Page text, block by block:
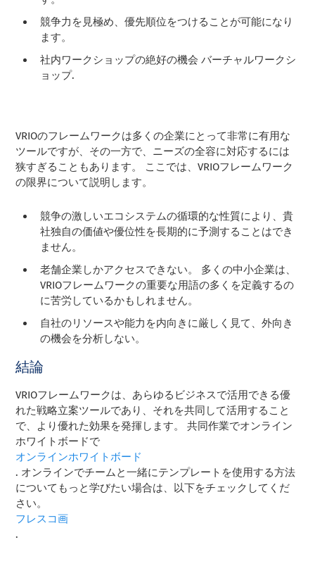
競争力を見極め、優先順位をつけることが可能になり
ます。
社内ワークショップの絶好の機会バーチャルワークシ
ョップ.
VRIOのフレームワークは多くの企業にとって非常に有用な
ツールですが、その一方で、ニーズの全容に対応するには
狭すぎることもあります。 ここでは、VRIOフレームワーク
の限界について説明します。
競争の激しいエコシステムの循環的な性質により、貴
社独自の価値や優位性を長期的に予測することはでき
ません。
老舗企業しかアクセスできない。 多くの中小企業は、
VRIOフレームワークの重要な用語の多くを定義するの
に苦労しているかもしれません。
自社のリソースや能力を内向きに厳しく見て、外向き
の機会を分析しない。
結論
VRIOフレームワークは、あらゆるビジネスで活用できる優
れた戦略立案ツールであり、それを共同して活用すること
で、より優れた効果を発揮します。共同作業でオンライン
ホワイトボードで
オンラインホワイトボード
. オンラインでチームと一緒にテンプレートを使用する方法
についてもっと学びたい場合は、以下をチェックしてくだ
さい。
フレスコ画
.